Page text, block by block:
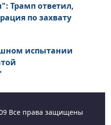
Трамп ответил,
по захвату
испытании
Все права защищены